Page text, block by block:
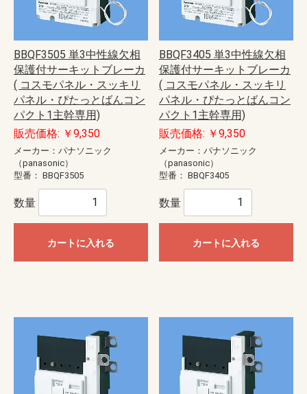
BBQF3505 単3中性線欠相
保護付サーキットブレーカ
( コスモパネル・スッキリ
パネル・ぴたっとばんコン
パクト1主幹専用)
販売価格: ￥9,350
メーカー：パナソニック
（panasonic）
型番： BBQF3505
数量
カートに入れる
BBQF3405 単3中性線欠相
保護付サーキットブレーカ
( コスモパネル・スッキリ
パネル・ぴたっとばんコン
パクト1主幹専用)
販売価格: ￥9,350
メーカー：パナソニック
（panasonic）
型番： BBQF3405
数量
カートに入れる